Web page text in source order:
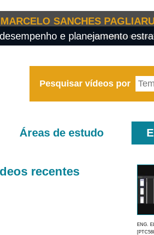
MARCELO SANCHES
e planejamento
Pesquisar vídeos por
Áreas de estudo
recentes
ENG.